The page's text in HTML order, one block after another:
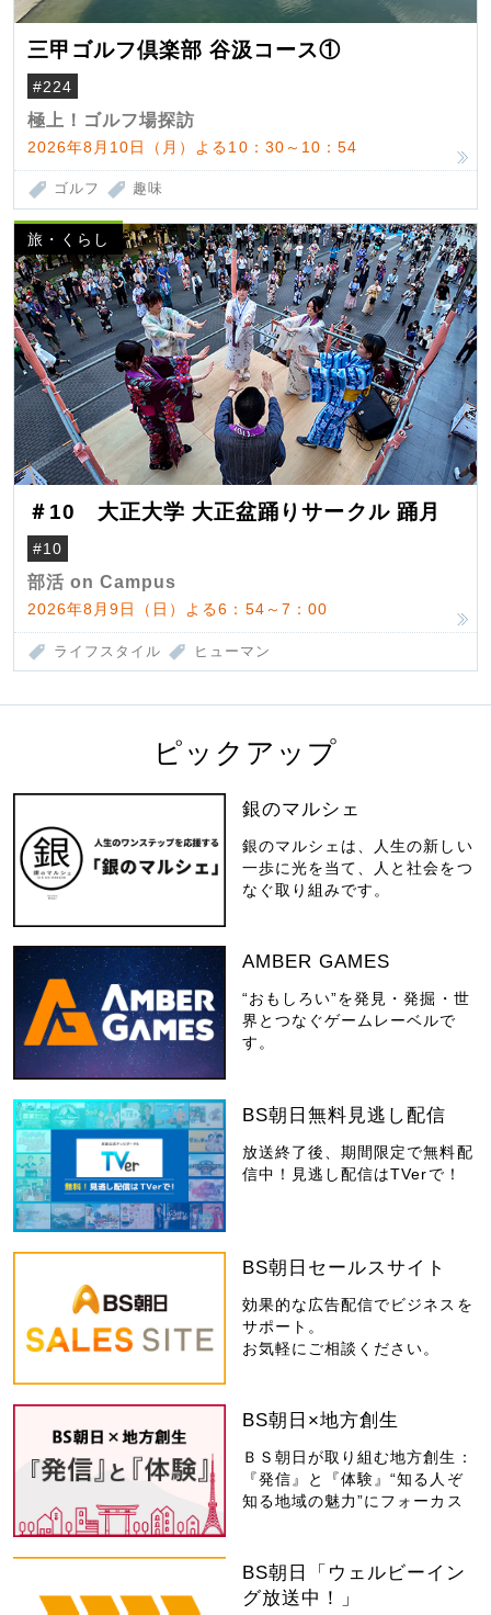
三甲ゴルフ倶楽部 谷汲コース①
#224
極上！ゴルフ場探訪
2026年8月10日（月）よる10：30～10：54
ゴルフ 趣味
旅・くらし
＃10 大正大学 大正盆踊りサークル 踊月
#10
部活 on Campus
2026年8月9日（日）よる6：54～7：00
ライフスタイル ヒューマン
ピックアップ
銀のマルシェ
銀のマルシェは、人生の新しい
一歩に光を当て、人と社会をつ
なぐ取り組みです。
AMBER GAMES
“おもしろい”を発見・発掘・世
界とつなぐゲームレーベルで
す。
BS朝日無料見逃し配信
放送終了後、期間限定で無料配
信中！見逃し配信はTVerで！
BS朝日セールスサイト
効果的な広告配信でビジネスを
サポート。
お気軽にご相談ください。
BS朝日×地方創生
ＢＳ朝日が取り組む地方創生：
『発信』と『体験』“知る人ぞ
知る地域の魅力”にフォーカス
BS朝日「ウェルビーイン
グ放送中！」